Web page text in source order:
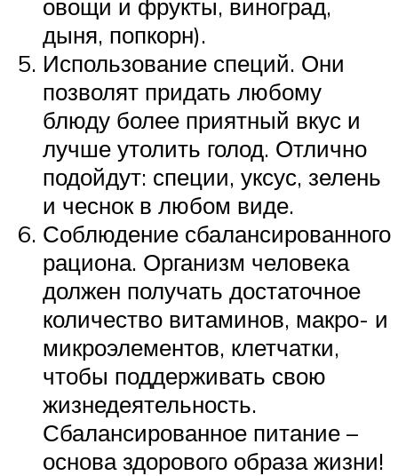
овощи и фрукты, виноград,
дыня, попкорн).
Использование специй. Они
позволят придать любому
блюду более приятный вкус и
лучше утолить голод. Отлично
подойдут: специи, уксус, зелень
и чеснок в любом виде.
Соблюдение сбалансированного
рациона. Организм человека
должен получать достаточное
количество витаминов, макро- и
микроэлементов, клетчатки,
чтобы поддерживать свою
жизнедеятельность.
Сбалансированное питание –
основа здорового образа жизни!